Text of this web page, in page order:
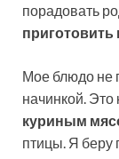
порадовать
приготовить
Мое блюдо не
начинкой.
куриным
птицы. Я беру